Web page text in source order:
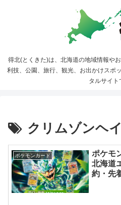
得北(とくきた)は、北海道の地域情報や
利技、公園、旅行、観光、お出かけスポ
タルサイト
クリムゾンヘ
ポケモンカード
ポケモ
北海道
約・先